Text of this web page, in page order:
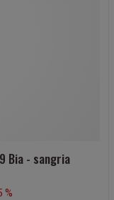
Bia - sangria
%